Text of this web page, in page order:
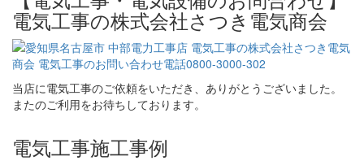
電気工事の株式会社さつき電気商会
当店に電気工事のご依頼をいただき、ありがとうございました。
またのご利用をお待ちしております。
電気工事施工事例